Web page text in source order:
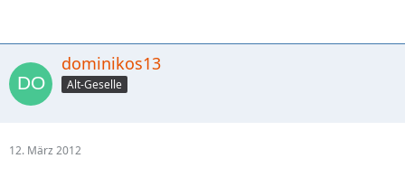
dominikos13
Alt-Geselle
12. März 2012